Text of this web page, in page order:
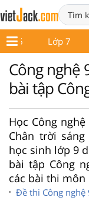
Lớp 6 Lớp 7
Công nghệ
bài tập
Học Công
Chân trời
học sinh lớp 9
bài tập Công
các bài thi môn
Đề thi Công nghệ